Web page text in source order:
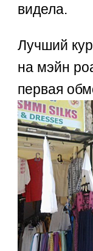
видела.
Лучший
на мэйн
первая